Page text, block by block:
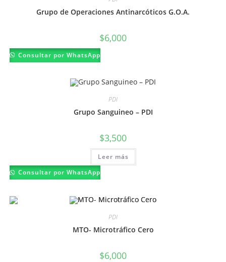
elegir
página
de
Grupo de Operaciones Antinarcóticos G.O.A.
$6,000
Consultar por WhatsApp
PDI
Grupo Sanguineo – PDI
$3,500
Leer más
Consultar por WhatsApp
PDI
MTO- Microtráfico Cero
$6,000